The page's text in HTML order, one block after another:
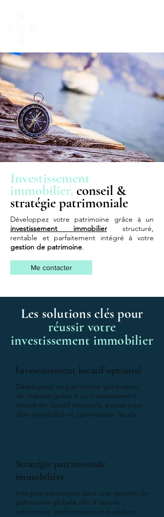
Investissement
immobilier, conseil &
stratégie patrimoniale
Développez votre patrimoine grâce à un
investissement immobilierstructuré,
rentable et parfaitement intégré à votre
gestion de patrimoine.
Me contacter
Les solutions clés pour
réussir votre
investissement immobilier
Investissement locatif optimisé
Développez un patrimoine générateur
de revenus grâce à un investissement
immobilier locatif structuré, pensé pour
allier rentabilité et optimisation fiscale.
Stratégie patrimoniale
immobilière
Intégrez vos projets dans une gestion de
patrimoine globale afin d’assurer
cohérence, performance et évolution